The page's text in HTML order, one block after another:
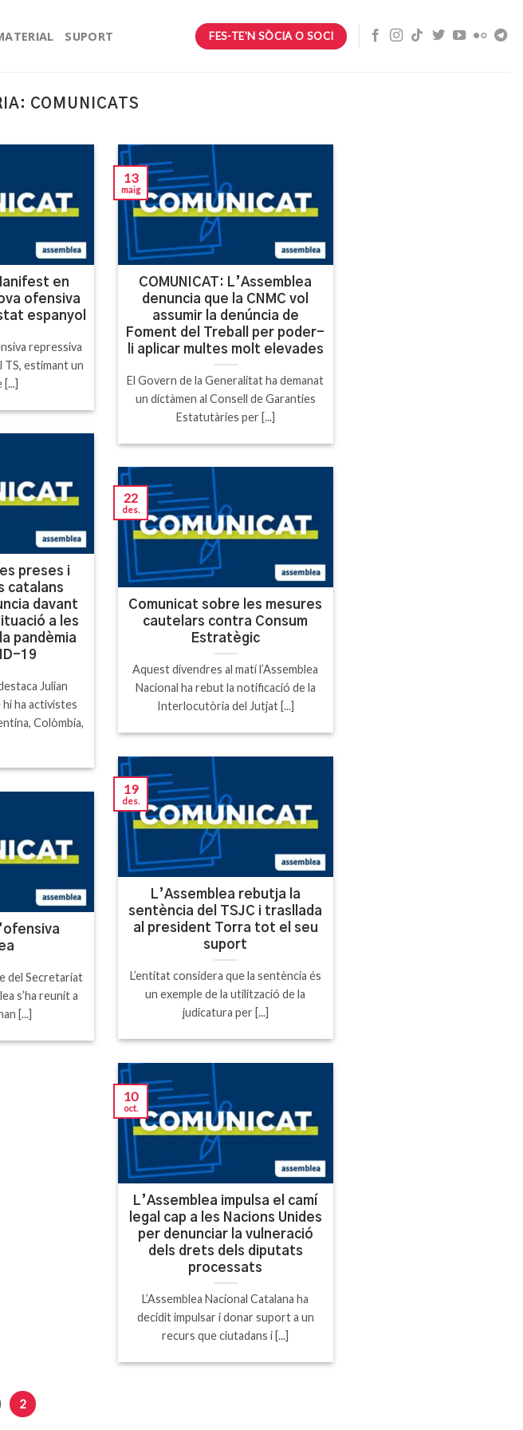
SUPORT FES-TE'N SÒCIA O SOCI
COMUNICATS
en
ofensiva
espanyol
repressiva
TS, estimant un
COMUNICAT: L’Assemblea
denuncia que la CNMC vol
assumir la denúncia de
Foment del Treball per poder-
li aplicar multes molt elevades
El Govern de la Generalitat ha demanat
un dictàmen al Consell de Garanties
Estatutàries per [...]
13
maig
preses i
catalans
davant
a les
pandèmia
19
Julian
ha activistes
Colòmbia,
Comunicat sobre les mesures
cautelars contra Consum
Estratègic
Aquest divendres al matí l’Assemblea
Nacional ha rebut la notificació de la
Interlocutòria del Jutjat [...]
22
des.
L’Assemblea rebutja la
sentència del TSJC i trasllada
al president Torra tot el seu
suport
L’entitat considera que la sentència és
un exemple de la utilització de la
judicatura per [...]
19
des.
del Secretariat
s’ha reunit a
[...]
L’Assemblea impulsa el camí
legal cap a les Nacions Unides
per denunciar la vulneració
dels drets dels diputats
processats
L’Assemblea Nacional Catalana ha
decidit impulsar i donar suport a un
recurs que ciutadans i [...]
10
oct.
2